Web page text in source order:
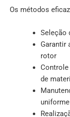
Os métodos
Seleção
Garantir
rotor
Controle
de
uniforme